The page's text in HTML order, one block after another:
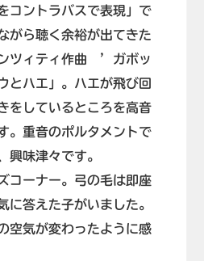
コントラバスで表現」で
がら聴く余裕が出てきた
ツィティ作曲 ’ガボッ
とハエ」。ハエが飛び回
をしているところを高音
。重音のポルタメントで
興味津々です。
コーナー。弓の毛は即座
に答えた子がいました。
空気が変わったように感